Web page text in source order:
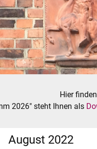
Hier
2026" steht Ihnen als
August 2022